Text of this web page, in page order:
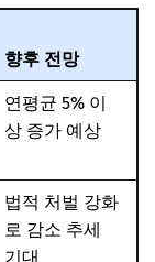
향후 전망
연평균 5% 이
상 증가 예상
법적 처벌 강화
로 감소 추세
기대